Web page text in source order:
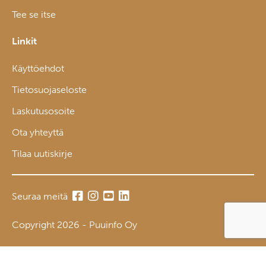
Tee se itse
Linkit
Käyttöehdot
Tietosuojaseloste
Laskutusosoite
Ota yhteyttä
Tilaa uutiskirje
Seuraa meitä
Copyright 2026 - Puuinfo Oy